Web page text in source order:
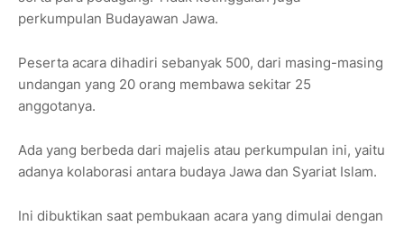
perkumpulan Budayawan Jawa.
Peserta acara dihadiri sebanyak 500, dari masing-masing
undangan yang 20 orang membawa sekitar 25
anggotanya.
Ada yang berbeda dari majelis atau perkumpulan ini, yaitu
adanya kolaborasi antara budaya Jawa dan Syariat Islam.
Ini dibuktikan saat pembukaan acara yang dimulai dengan